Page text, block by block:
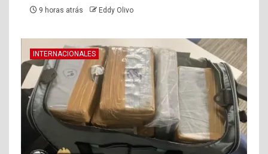
9 horas atrás Eddy Olivo
INTERNACIONALES